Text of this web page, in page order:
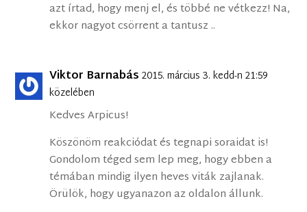
azt írtad, hogy menj el, és többé ne vétkezz! Na,
ekkor nagyot csörrent a tantusz ..
Viktor Barnabás 2015. március 3. kedd-n 21:59
közelében
Kedves Arpicus!
Köszönöm reakciódat és tegnapi soraidat is!
Gondolom téged sem lep meg, hogy ebben a
témában mindig ilyen heves viták zajlanak.
Örülök, hogy ugyanazon az oldalon állunk.